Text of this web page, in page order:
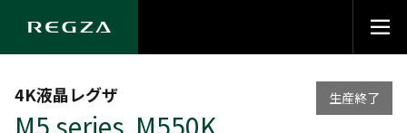
4K液晶レグザ 生産終了